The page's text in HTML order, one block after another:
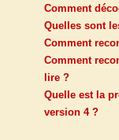
Comment
Quelles sont
Comment
Comment
lire ?
Quelle est la
version 4 ?